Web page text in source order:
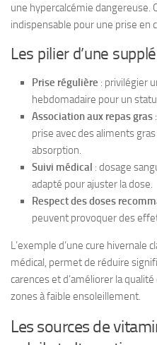
une hypercalcémie dangereuse.
indispensable pour une prise en
Les pilier d’une
Prise régulière : privilégier
hebdomadaire pour un
Association aux repas gras
prise avec des aliments
absorption.
Suivi médical : dosage
adapté pour ajuster la dose.
Respect des doses
peuvent provoquer des
L’exemple d’une cure hivernale
médical, permet de réduire
carences et d’améliorer la
zones à faible ensoleillement.
Les sources de